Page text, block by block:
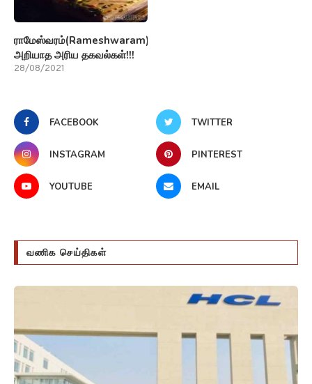
ராமேஸ்வரம்(Rameshwaram)பற்றி
அறியாத அரிய தகவல்கள்!!!
28/08/2021
FACEBOOK TWITTER
INSTAGRAM PINTEREST
YOUTUBE EMAIL
வணிக செய்திகள்